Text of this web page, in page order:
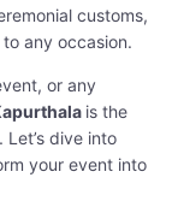
customs,
any occasion.
or any
is the
dive into
your event into